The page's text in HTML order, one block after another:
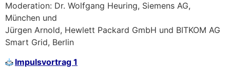
Moderation: Dr. Wolfgang Heuring, Siemens AG,
München und
Jürgen Arnold, Hewlett Packard GmbH und BITKOM AG
Smart Grid, Berlin
Impulsvortrag 1